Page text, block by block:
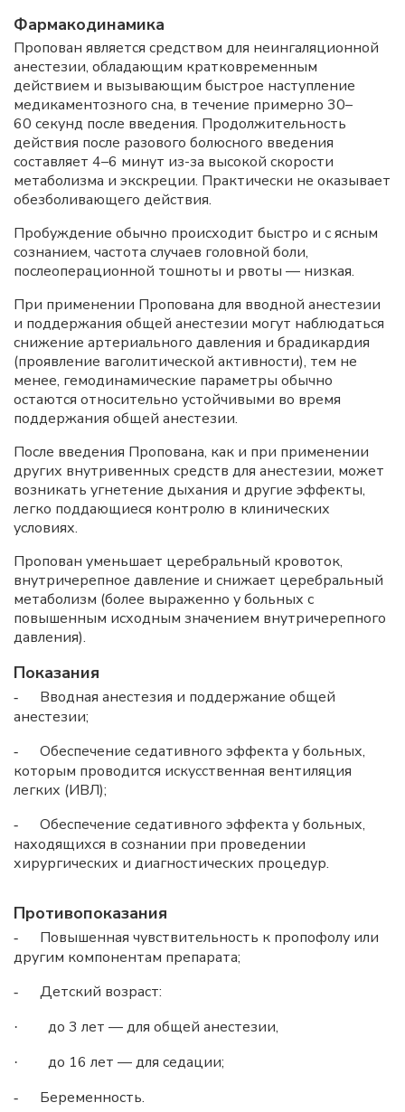
Фармакодинамика
Пропован является средством для неингаляционной
анестезии, обладающим кратковременным
действием и вызывающим быстрое наступление
медикаментозного сна, в течение примерно 30–
60 секунд после введения. Продолжительность
действия после разового болюсного введения
составляет 4–6 минут из-за высокой скорости
метаболизма и экскреции. Практически не оказывает
обезболивающего действия.
Пробуждение обычно происходит быстро и с ясным
сознанием, частота случаев головной боли,
послеоперационной тошноты и рвоты — низкая.
При применении Пропована для вводной анестезии
и поддержания общей анестезии могут наблюдаться
снижение артериального давления и брадикардия
(проявление ваголитической активности), тем не
менее, гемодинамические параметры обычно
остаются относительно устойчивыми во время
поддержания общей анестезии.
После введения Пропована, как и при применении
других внутривенных средств для анестезии, может
возникать угнетение дыхания и другие эффекты,
легко поддающиеся контролю в клинических
условиях.
Пропован уменьшает церебральный кровоток,
внутричерепное давление и снижает церебральный
метаболизм (более выраженно у больных с
повышенным исходным значением внутричерепного
давления).
Показания
-
Вводная анестезия и поддержание общей
анестезии;
-
Обеспечение седативного эффекта у больных,
которым проводится искусственная вентиляция
легких (ИВЛ);
-
Обеспечение седативного эффекта у больных,
находящихся в сознании при проведении
хирургических и диагностических процедур.
Противопоказания
-
Повышенная чувствительность к пропофолу или
другим компонентам препарата;
- Детский возраст:
· до 3 лет — для общей анестезии,
· до 16 лет — для седации;
- Беременность.